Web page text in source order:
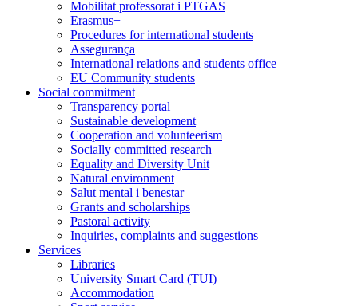
Mobilitat professorat i PTGAS
Erasmus+
Procedures for international students
Assegurança
International relations and students office
EU Community students
Social commitment
Transparency portal
Sustainable development
Cooperation and volunteerism
Socially committed research
Equality and Diversity Unit
Natural environment
Salut mental i benestar
Grants and scholarships
Pastoral activity
Inquiries, complaints and suggestions
Services
Libraries
University Smart Card (TUI)
Accommodation